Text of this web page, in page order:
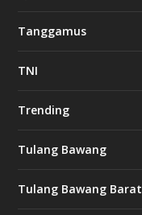
Tanggamus
TNI
Trending
Tulang Bawang
Tulang Bawang Barat